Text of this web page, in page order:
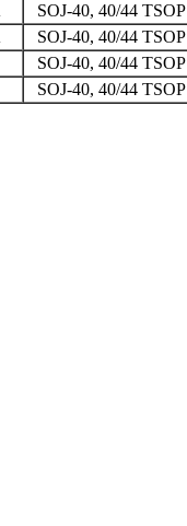
SOJ-40, 40/44 TSOP
SOJ-40, 40/44 TSOP
SOJ-40, 40/44 TSOP
SOJ-40, 40/44 TSOP